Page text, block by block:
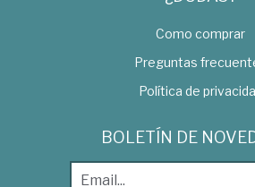
Como comprar
Preguntas
Política de
BOLETÍN DE